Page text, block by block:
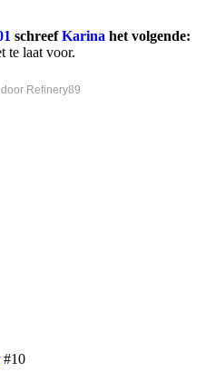
schreefKarina het volgende:
te laat voor.
Refinery89
#10